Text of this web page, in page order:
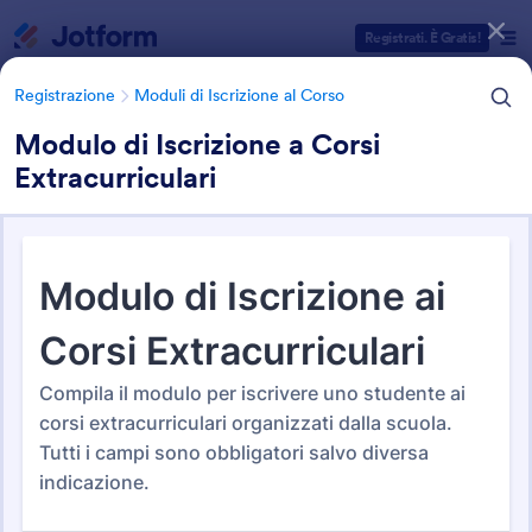
Registrati. È Gratis!
Registrazione Moduli di Iscrizione al Corso
Modulo di Iscrizione a Corsi
Extracurriculari
Moduli di Iscrizione al Corso
11 Template
Categorie Template Moduli